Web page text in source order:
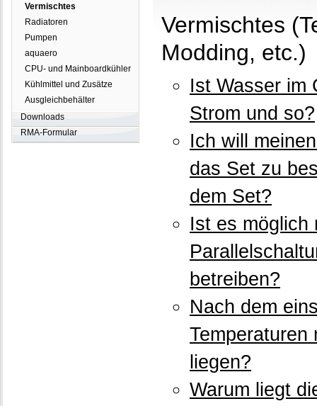
Vermischtes
Radiatoren
Pumpen
aquaero
CPU- und Mainboardkühler
Kühlmittel und Zusätze
Ausgleichbehälter
Downloads
RMA-Formular
Vermischtes
Modding, etc.)
Ist Wasser im
Strom und so?
Ich will
das Set zu
dem Set?
Ist es möglich
betreiben?
Nach dem
Temperaturen
liegen?
Warum liegt